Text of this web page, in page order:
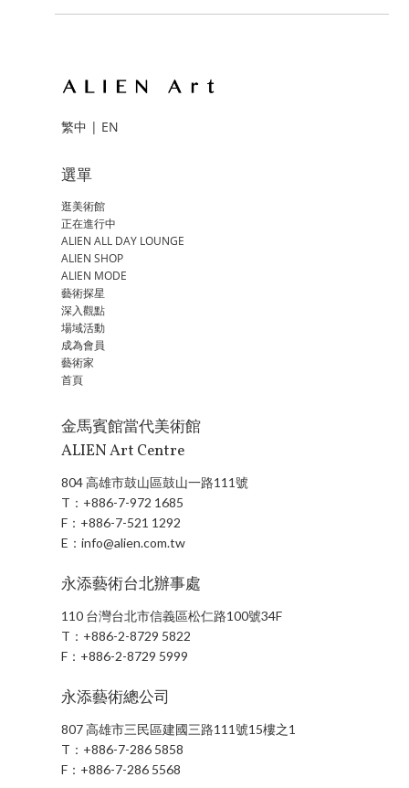
繁中 | EN
選單
逛美術館
正在進行中
ALIEN ALL DAY LOUNGE
ALIEN SHOP
ALIEN MODE
藝術探星
深入觀點
場域活動
成為會員
藝術家
首頁
金馬賓館當代美術館
ALIEN Art Centre
804 高雄市鼓山區鼓山一路111號
T： +886-7-972 1685
F： +886-7-521 1292
E：info@alien.com.tw
永添藝術台北辦事處
110 台灣台北市信義區松仁路100號34F
T： +886-2-8729 5822
F： +886-2-8729 5999
永添藝術總公司
807 高雄市三民區建國三路111號15樓之1
T： +886-7-286 5858
F： +886-7-286 5568